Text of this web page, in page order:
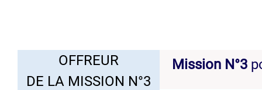
OFFREUR
DE LA MISSION N°3
Mission N°3